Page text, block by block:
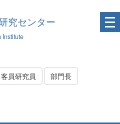
究センター
Institute
客員研究員 部門長